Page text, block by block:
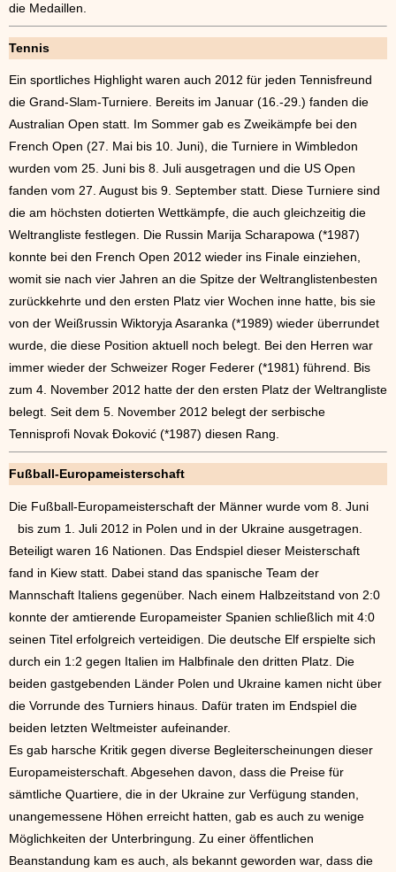
die Medaillen.
Tennis
Ein sportliches Highlight waren auch 2012 für jeden Tennisfreund
die Grand-Slam-Turniere. Bereits im Januar (16.-29.) fanden die
Australian Open statt. Im Sommer gab es Zweikämpfe bei den
French Open (27. Mai bis 10. Juni), die Turniere in Wimbledon
wurden vom 25. Juni bis 8. Juli ausgetragen und die US Open
fanden vom 27. August bis 9. September statt. Diese Turniere sind
die am höchsten dotierten Wettkämpfe, die auch gleichzeitig die
Weltrangliste festlegen. Die Russin Marija Scharapowa (*1987)
konnte bei den French Open 2012 wieder ins Finale einziehen,
womit sie nach vier Jahren an die Spitze der Weltranglistenbesten
zurückkehrte und den ersten Platz vier Wochen inne hatte, bis sie
von der Weißrussin Wiktoryja Asaranka (*1989) wieder überrundet
wurde, die diese Position aktuell noch belegt. Bei den Herren war
immer wieder der Schweizer Roger Federer (*1981) führend. Bis
zum 4. November 2012 hatte der den ersten Platz der Weltrangliste
belegt. Seit dem 5. November 2012 belegt der serbische
Tennisprofi Novak Đoković (*1987) diesen Rang.
Fußball-Europameisterschaft
Die Fußball-Europameisterschaft der Männer wurde vom 8. Juni
bis zum 1. Juli 2012 in Polen und in der Ukraine ausgetragen.
Beteiligt waren 16 Nationen. Das Endspiel dieser Meisterschaft
fand in Kiew statt. Dabei stand das spanische Team der
Mannschaft Italiens gegenüber. Nach einem Halbzeitstand von 2:0
konnte der amtierende Europameister Spanien schließlich mit 4:0
seinen Titel erfolgreich verteidigen. Die deutsche Elf erspielte sich
durch ein 1:2 gegen Italien im Halbfinale den dritten Platz. Die
beiden gastgebenden Länder Polen und Ukraine kamen nicht über
die Vorrunde des Turniers hinaus. Dafür traten im Endspiel die
beiden letzten Weltmeister aufeinander.
Es gab harsche Kritik gegen diverse Begleiterscheinungen dieser
Europameisterschaft. Abgesehen davon, dass die Preise für
sämtliche Quartiere, die in der Ukraine zur Verfügung standen,
unangemessene Höhen erreicht hatten, gab es auch zu wenige
Möglichkeiten der Unterbringung. Zu einer öffentlichen
Beanstandung kam es auch, als bekannt geworden war, dass die